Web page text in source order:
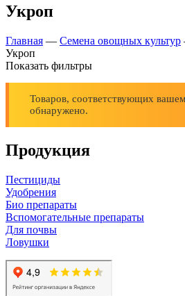
Укроп
Главная — Семена овощных культур
Укроп
Показать фильтры
Товаров, соответствующих
обнаружено.
Продукция
Пестициды
Удобрения
Био препараты
Вспомогательные препараты
Для почвы
Ловушки